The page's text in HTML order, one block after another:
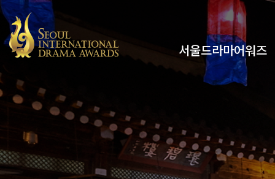
서울드라마어워즈
유튜브